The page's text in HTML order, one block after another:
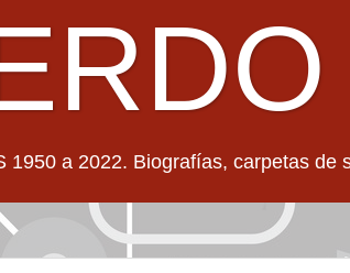
1950 a 2022. Biografías, carpetas